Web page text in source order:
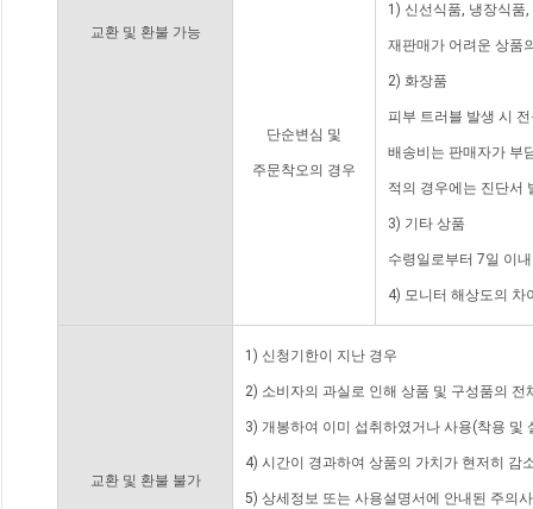
교환 및 환불 가능
단순변심 및
주문착오의 경우
1) 신선식품, 냉장식품
재판매가 어려운 상품
2) 화장품
피부 트러블 발생 시
배송비는 판매자가 부
적의 경우에는 진단서
3) 기타 상품
수령일로부터 7일 이
4) 모니터 해상도의 차
교환 및 환불 불가
1) 신청기한이 지난 경우
2) 소비자의 과실로 인해 상품 및 구성품의
3) 개봉하여 이미 섭취하였거나 사용(착용 및
4) 시간이 경과하여 상품의 가치가 현저히 감
5) 상세정보 또는 사용설명서에 안내된 주의